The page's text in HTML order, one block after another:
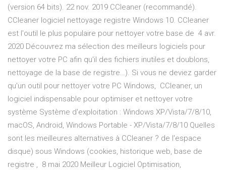
(version 64 bits). 22 nov. 2019 CCleaner (recommandé).
CCleaner logiciel nettoyage registre Windows 10. CCleaner
est l'outil le plus populaire pour nettoyer votre base de 4 avr.
2020 Découvrez ma sélection des meilleurs logiciels pour
nettoyer votre PC afin qu'il des fichiers inutiles et doublons,
nettoyage de la base de registre…). Si vous ne deviez garder
qu'un outil pour nettoyer votre PC Windows, CCleaner, un
logiciel indispensable pour optimiser et nettoyer votre
système Système d'exploitation : Windows XP/Vista/7/8/10,
macOS, Android, Windows Portable - XP/Vista/7/8/10 Quelles
sont les meilleures alternatives à CCleaner ? de l'espace
disque) sous Windows (cookies, historique web, base de
registre , 8 mai 2020 Meilleur Logiciel Optimisation,